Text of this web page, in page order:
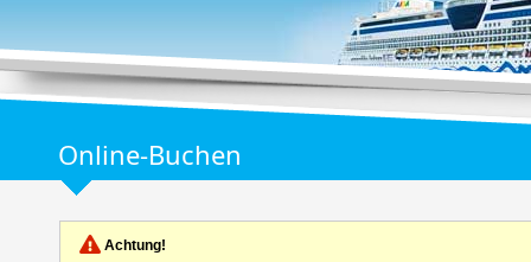
Online-Buchen
Achtung!